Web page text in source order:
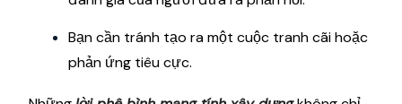
Bạn cần tránh tạo ra một cuộc tranh cãi hoặc
phản ứng tiêu cực.